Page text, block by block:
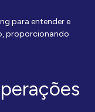
para entender e
proporcionando